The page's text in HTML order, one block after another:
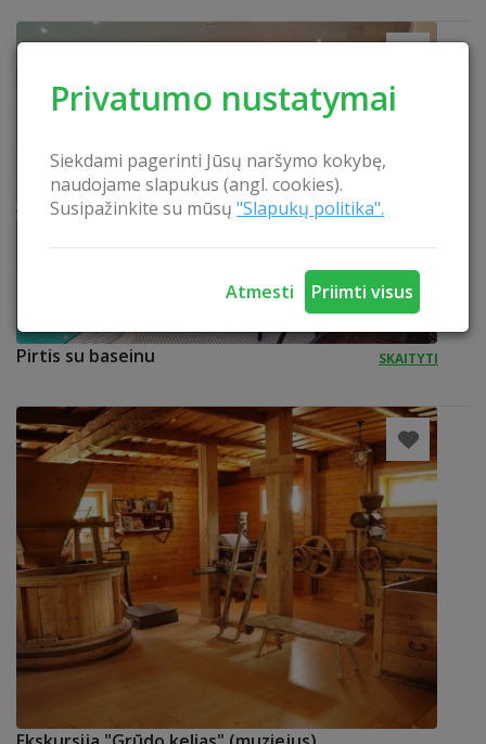
Privatumo nustatymai
Siekdami pagerinti Jūsų naršymo kokybę,
naudojame slapukus (angl. cookies).
Susipažinkite su mūsų "Slapukų politika".
Atmesti Priimti visus
Pirtis su baseinu SKAITYTI